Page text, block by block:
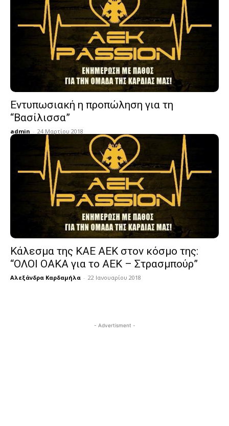
Εντυπωσιακή η προπώληση για τη
“Βασίλισσα”
admin - 24 Μαρτίου 2018
Κάλεσμα της ΚΑΕ ΑΕΚ στον κόσμο της:
“ΟΛΟΙ ΟΑΚΑ για το ΑΕΚ – Στρασμπούρ”
Αλεξάνδρα Καρδαμήλα - 22 Ιανουαρίου 2018
- Advertisment -